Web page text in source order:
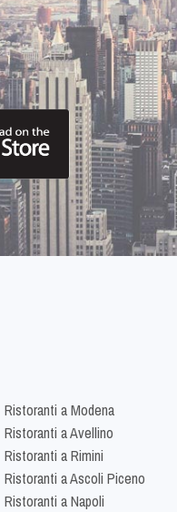
Ristoranti a Modena
Ristoranti a Avellino
Ristoranti a Rimini
Ristoranti a Ascoli Piceno
Ristoranti a Napoli